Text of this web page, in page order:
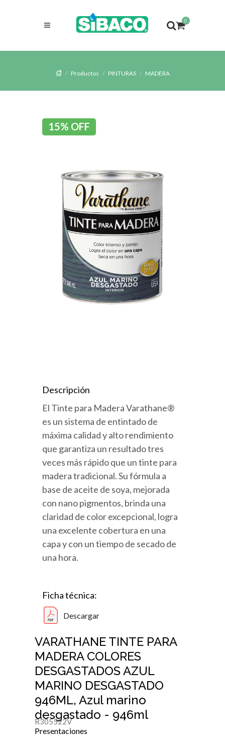
0
Productos PINTURAS MADERA
15% OFF
Descripción
El Tinte para Madera Varathane®
es un sistema de entintado de
máxima calidad y alto rendimiento
que garantiza un resultado tres
veces más rápido que un tinte para
madera tradicional. Su fórmula a
base de aceite de soya, mejorada
con nano pigmentos, brinda una
claridad de color excepcional, logra
una excelente cobertura en una
capa y con un tiempo de secado de
una hora.
Ficha técnica:
Descargar
VARATHANE TINTE PARA
MADERA COLORES
DESGASTADOS AZUL
MARINO DESGASTADO
946ML, Azul marino
desgastado - 946ml
R305522V
Presentaciones